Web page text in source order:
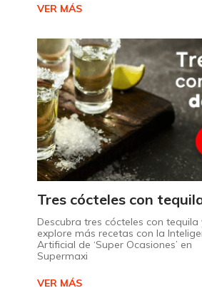
VER MÁS
Descubra tres cócteles con tequila
explore más recetas con la
Artificial de ‘Super Ocasiones’ en
Supermaxi
VER MÁS